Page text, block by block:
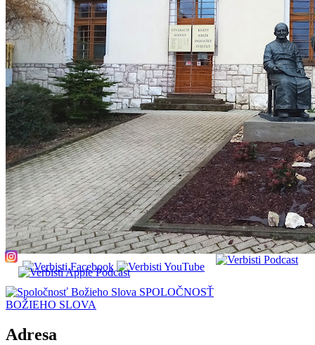
SPOLOČNOSŤ
BOŽIEHO SLOVA
Adresa